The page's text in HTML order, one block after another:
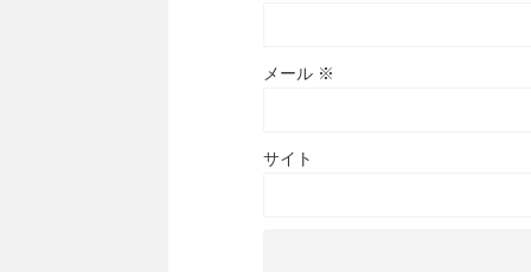
メール ※
サイト